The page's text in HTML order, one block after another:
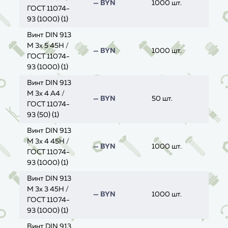
ГОСТ 11074-
93 (1000) (1)
— BYN 1000 шт.
Винт DIN 913
M 3x 5 45H /
ГОСТ 11074-
93 (1000) (1)
— BYN 1000 шт.
Винт DIN 913
M 3x 4 A4 /
ГОСТ 11074-
93 (50) (1)
— BYN 50 шт.
Винт DIN 913
M 3x 4 45H /
ГОСТ 11074-
93 (1000) (1)
— BYN 1000 шт.
Винт DIN 913
M 3x 3 45H /
ГОСТ 11074-
93 (1000) (1)
— BYN 1000 шт.
Винт DIN 913